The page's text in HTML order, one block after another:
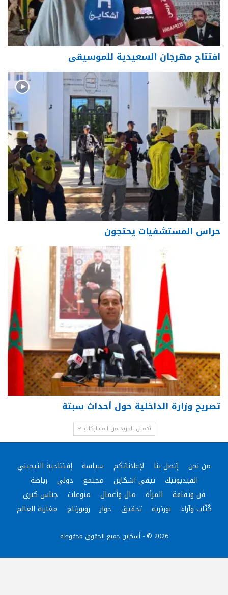
افتتاح مهرجان السعيدية للموسيقى
حراس المستشفيات يحتجون
تصريح وزارة الداخلية حول أحداث سبتة
تحميل المزيد من المشاركات
من نحن إتصل بنا لإعلاناتكم سياسة
إفتتاحية التيجيني
الفيديوتيك
تيفي آشكاين مجتمع دولي
رياضة
فن وثقافة
المرأة مال وأعمال منوعات
جناس كبرى
كُتّاب وآراء
بورتريه تحقيق حوار روبورتاج مغاربة العالم
2026 © - أشكاين جميع الحقوق محفوظة